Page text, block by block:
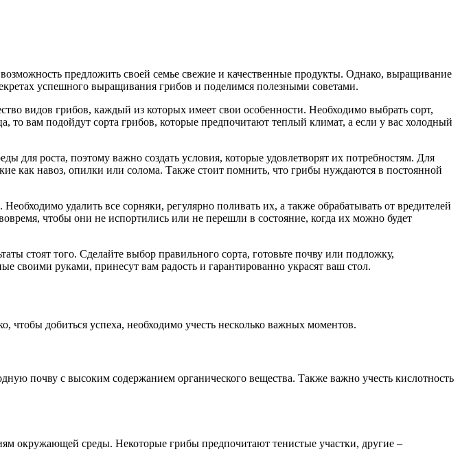
предложить своей семье свежие и качественные продукты. Однако, выращивание
успешного выращивания грибов и поделимся полезными советами.
видов грибов, каждый из которых имеет свои особенности. Необходимо выбрать сорт,
то вам подойдут сорта грибов, которые предпочитают теплый климат, а если у вас холодный
роста, поэтому важно создать условия, которые удовлетворят их потребностям. Для
как навоз, опилки или солома. Также стоит помнить, что грибы нуждаются в постоянной
удалить все сорняки, регулярно поливать их, а также обрабатывать от вредителей
чтобы они не испортились или не перешли в состояние, когда их можно будет
стоят того. Сделайте выбор правильного сорта, готовьте почву или подложку,
своими руками, принесут вам радость и гарантированно украсят ваш стол.
добиться успеха, необходимо учесть несколько важных моментов.
почву с высоким содержанием органического вещества. Также важно учесть кислотность
окружающей среды. Некоторые грибы предпочитают тенистые участки, другие –